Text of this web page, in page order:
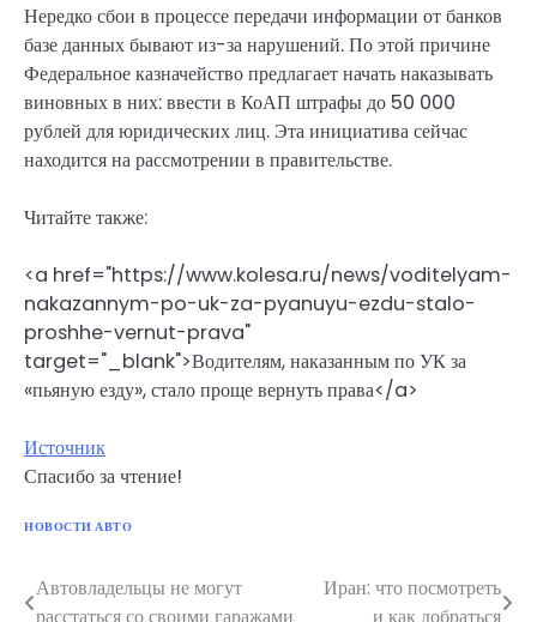
Нередко сбои в процессе передачи информации от банков
базе данных бывают из-за нарушений. По этой причине
Федеральное казначейство предлагает начать наказывать
виновных в них: ввести в КоАП штрафы до 50 000
рублей для юридических лиц. Эта инициатива сейчас
находится на рассмотрении в правительстве.
Читайте также:
<a href="https://www.kolesa.ru/news/voditelyam-
nakazannym-po-uk-za-pyanuyu-ezdu-stalo-
proshhe-vernut-prava"
target="_blank">Водителям, наказанным по УК за
«пьяную езду», стало проще вернуть права</a>
Источник
Спасибо за чтение!
НОВОСТИ АВТО
Навигация
Автовладельцы не могут
Иран: что посмотреть